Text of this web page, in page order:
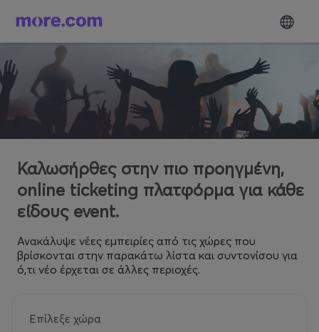
Καλωσήρθες στην πιο προηγμένη,
online ticketing πλατφόρμα για κάθε
είδους event.
Ανακάλυψε νέες εμπειρίες από τις χώρες που
βρίσκονται στην παρακάτω λίστα και συντονίσου για
ό,τι νέο έρχεται σε άλλες περιοχές.
Επίλεξε χώρα